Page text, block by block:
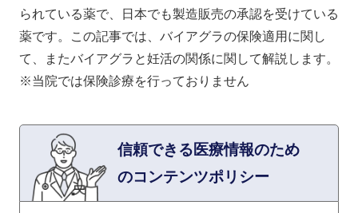
られている薬で、日本でも製造販売の承認を受けている
薬です。この記事では、バイアグラの保険適用に関し
て、またバイアグラと妊活の関係に関して解説します。
※当院では保険診療を行っておりません
信頼できる医療情報のため
のコンテンツポリシー